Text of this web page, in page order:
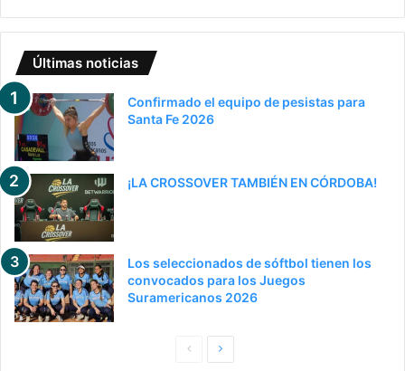
Últimas noticias
Confirmado el equipo de pesistas para
Santa Fe 2026
¡LA CROSSOVER TAMBIÉN EN CÓRDOBA!
Los seleccionados de sóftbol tienen los
convocados para los Juegos
Suramericanos 2026
PaginaSiguiente